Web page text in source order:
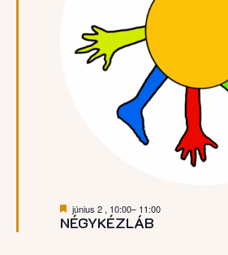
NÉGYKÉZLÁB
Kiemelt
június 2 , 10:00– 11:00